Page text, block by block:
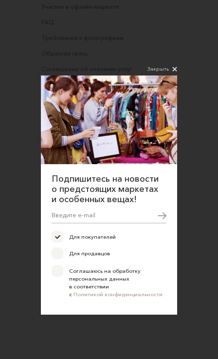
Участие в офлайн-маркете
FAQ
Требования к фотографиям
Обратная связь
Соглашение об оказании услуг
Правила сайта
Оферта для продавцов
Оферта для покупателей
Политика конфиденциальности
Согласие на обработку персональных данных
Закрыть
Подпишитесь на новости
о предстоящих маркетах
и особенных вещах!
Для покупателей
Для продавцов
Соглашаюсь на обработку
персональных данных
в соответствии
с Политикой конфиденциальности